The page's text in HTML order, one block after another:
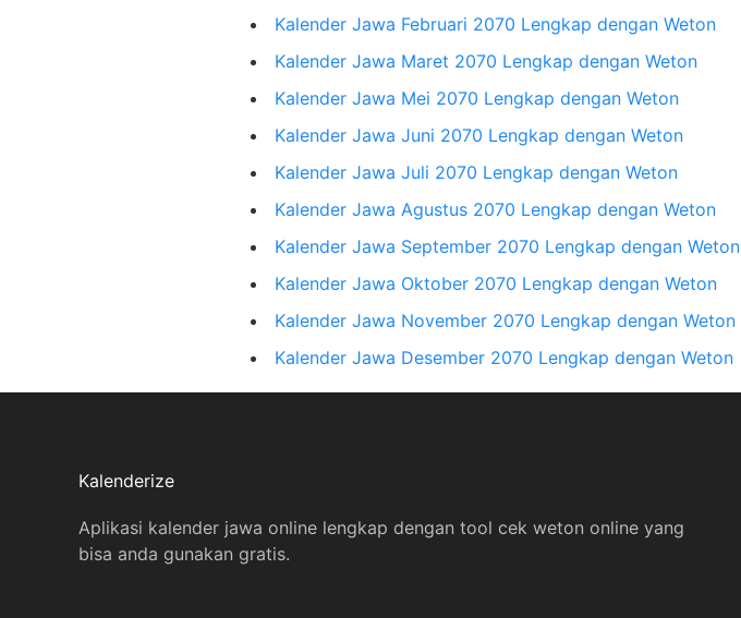
Kalender Jawa Februari 2070 Lengkap dengan Weton
Kalender Jawa Maret 2070 Lengkap dengan Weton
Kalender Jawa Mei 2070 Lengkap dengan Weton
Kalender Jawa Juni 2070 Lengkap dengan Weton
Kalender Jawa Juli 2070 Lengkap dengan Weton
Kalender Jawa Agustus 2070 Lengkap dengan Weton
Kalender Jawa September 2070 Lengkap dengan Weton
Kalender Jawa Oktober 2070 Lengkap dengan Weton
Kalender Jawa November 2070 Lengkap dengan Weton
Kalender Jawa Desember 2070 Lengkap dengan Weton
Kalenderize
Aplikasi kalender jawa online lengkap dengan tool cek weton online yang
bisa anda gunakan gratis.